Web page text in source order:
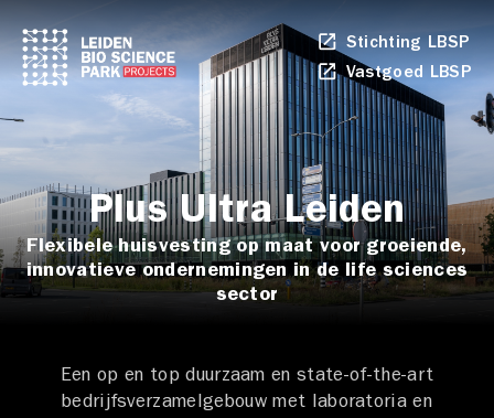
Stichting LBSP
Vastgoed LBSP
in
Plus Ultra Leiden
Flexibele huisvesting op maat voor groeiende,
innovatieve ondernemingen in de life sciences
sector
Een op en top duurzaam en state-of-the-art
bedrijfsverzamelgebouw met laboratoria en